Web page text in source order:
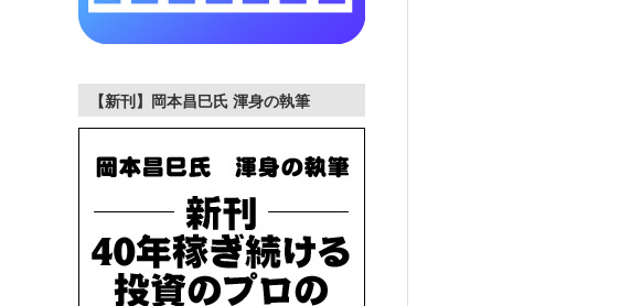
【新刊】岡本昌巳氏 渾身の執筆